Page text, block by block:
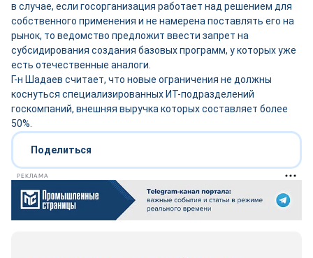
в случае, если госорганизация работает над решением для
собственного применения и не намерена поставлять его на
рынок, то ведомство предложит ввести запрет на
субсидирования создания базовых программ, у которых уже
есть отечественные аналоги.
Г-н Шадаев считает, что новые ограничения не должны
коснуться специализированных ИТ-подразделений
госкомпаний, внешняя выручка которых составляет более
50%.
Поделиться
РЕКЛАМА